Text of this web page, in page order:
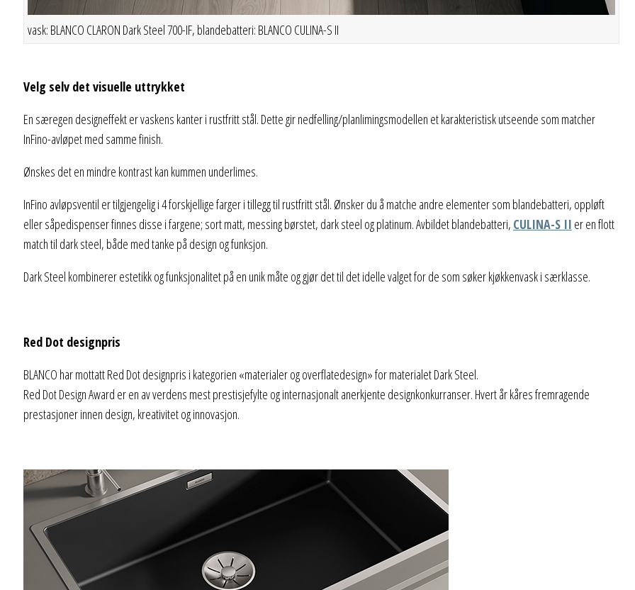
vask: BLANCO CLARON Dark Steel 700-IF, blandebatteri: BLANCO CULINA-S II
Velg selv det visuelle uttrykket
En særegen designeffekt er vaskens kanter i rustfritt stål. Dette gir nedfelling/planlimingsmodellen et karakteristisk utseende som matcher
InFino-avløpet med samme finish.
Ønskes det en mindre kontrast kan kummen underlimes.
InFino avløpsventil er tilgjengelig i 4 forskjellige farger i tillegg til rustfritt stål. Ønsker du å matche andre elementer som blandebatteri, oppløft
eller såpedispenser finnes disse i fargene; sort matt, messing børstet, dark steel og platinum. Avbildet blandebatteri, CULINA-S II er en flott
match til dark steel, både med tanke på design og funksjon.
Dark Steel kombinerer estetikk og funksjonalitet på en unik måte og gjør det til det idelle valget for de som søker kjøkkenvask i særklasse.
Red Dot designpris
BLANCO har mottatt Red Dot designpris i kategorien «materialer og overflatedesign» for materialet Dark Steel.
Red Dot Design Award er en av verdens mest prestisjefylte og internasjonalt anerkjente designkonkurranser. Hvert år kåres fremragende
prestasjoner innen design, kreativitet og innovasjon.